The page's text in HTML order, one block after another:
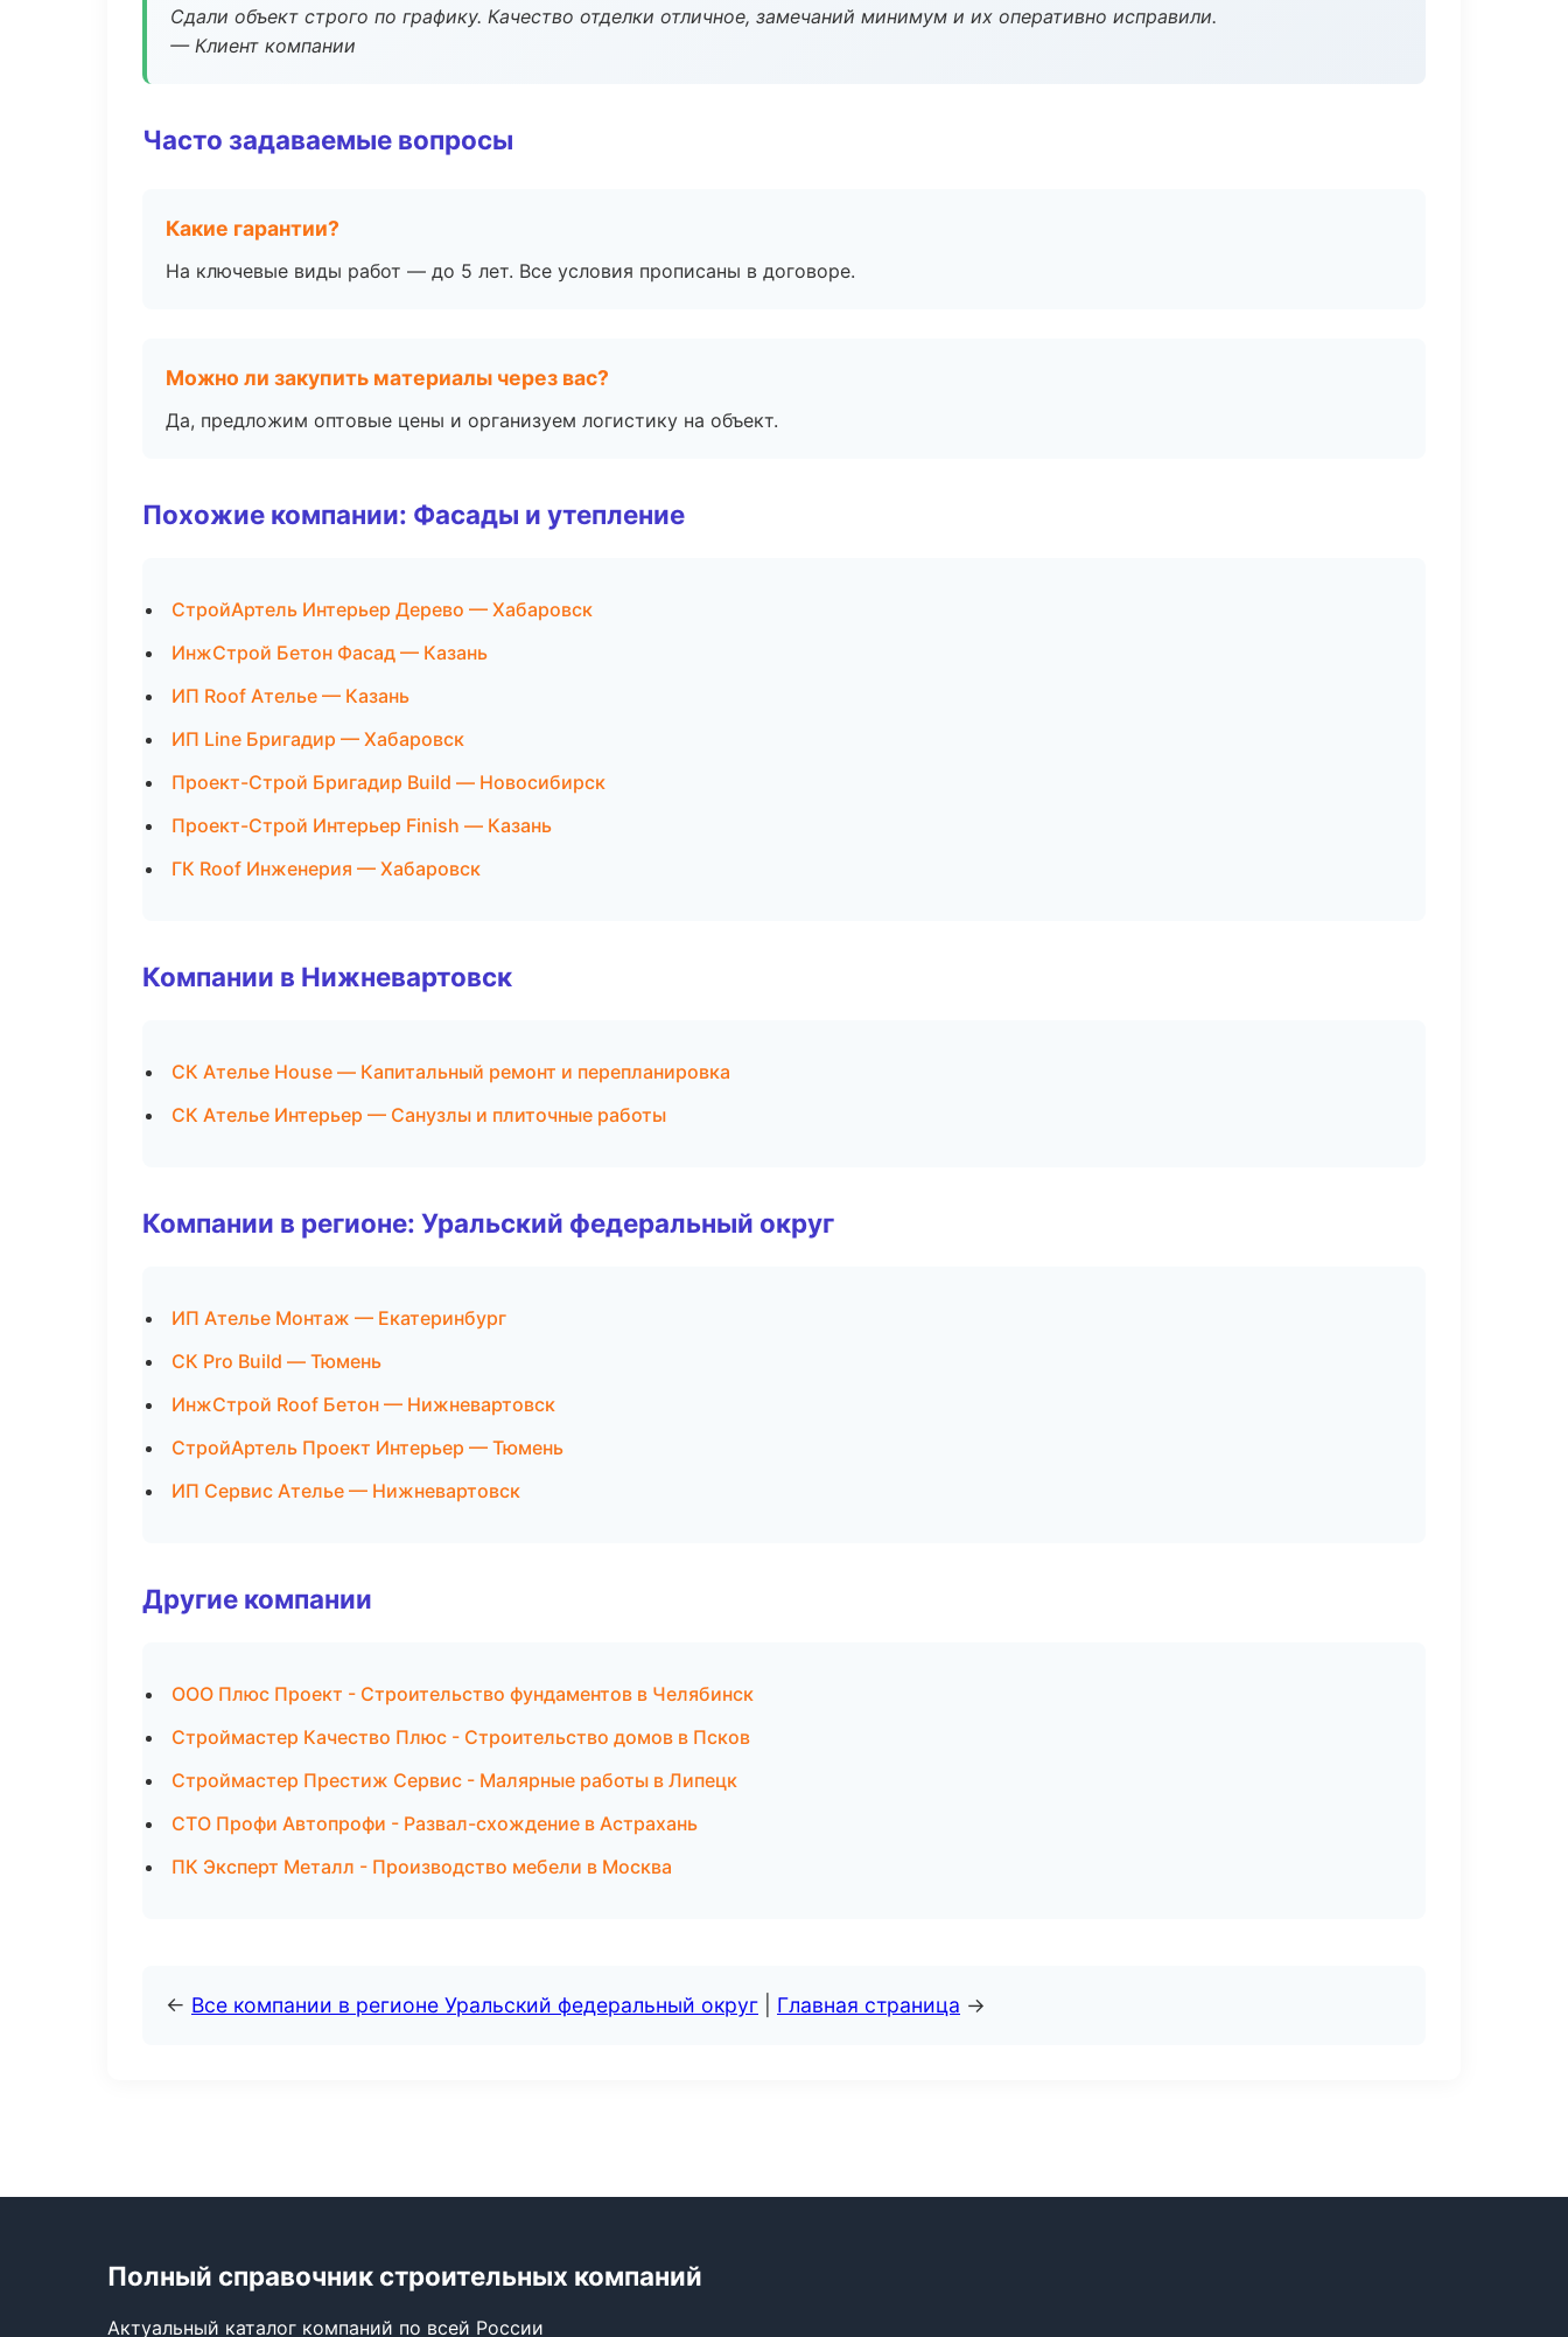
Сдали объект строго по графику. Качество отделки отличное, замечаний минимум и их оперативно исправили.
— Клиент компании
Часто задаваемые вопросы
Какие гарантии?
На ключевые виды работ — до 5 лет. Все условия прописаны в договоре.
Можно ли закупить материалы через вас?
Да, предложим оптовые цены и организуем логистику на объект.
Похожие компании: Фасады и утепление
СтройАртель Интерьер Дерево — Хабаровск
ИнжСтрой Бетон Фасад — Казань
ИП Roof Ателье — Казань
ИП Line Бригадир — Хабаровск
Проект-Строй Бригадир Build — Новосибирск
Проект-Строй Интерьер Finish — Казань
ГК Roof Инженерия — Хабаровск
Компании в Нижневартовск
СК Ателье House — Капитальный ремонт и перепланировка
СК Ателье Интерьер — Санузлы и плиточные работы
Компании в регионе: Уральский федеральный округ
ИП Ателье Монтаж — Екатеринбург
СК Pro Build — Тюмень
ИнжСтрой Roof Бетон — Нижневартовск
СтройАртель Проект Интерьер — Тюмень
ИП Сервис Ателье — Нижневартовск
Другие компании
ООО Плюс Проект - Строительство фундаментов в Челябинск
Строймастер Качество Плюс - Строительство домов в Псков
Строймастер Престиж Сервис - Малярные работы в Липецк
СТО Профи Автопрофи - Развал-схождение в Астрахань
ПК Эксперт Металл - Производство мебели в Москва
← Все компании в регионе Уральский федеральный округ Главная страница →
Полный справочник строительных компаний
Актуальный каталог компаний по всей России